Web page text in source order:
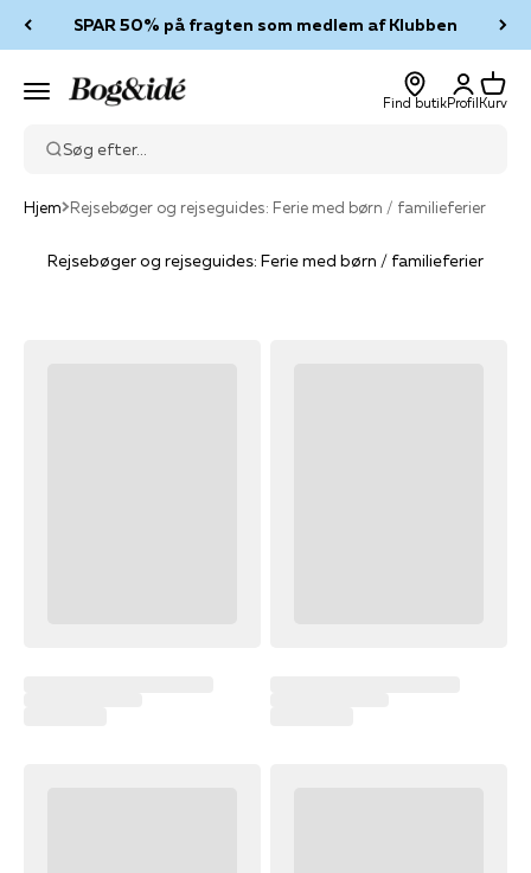
SPAR 50% på fragten som medlem af Klubben
Menu Bog & idé
Find butik
Log ind
Profil
Kurv
Kurv
Søg efter...
Hjem Rejsebøger og rejseguides: Ferie med børn / familieferier
Rejsebøger og rejseguides: Ferie med børn / familieferier